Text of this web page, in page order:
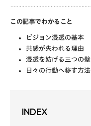
この記事でわかること
ビジョン浸透の基本
共感が失われる理由
浸透を妨げる三つの壁
日々の行動へ移す方法
INDEX